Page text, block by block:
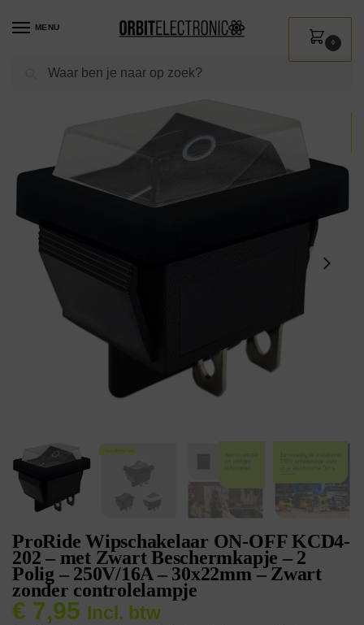
MENU
Zoeken
0
Shop / Installatie Schakelmateriaal
ProRide Wipschakelaar ON-OFF KCD4-
202 – met Zwart Beschermkapje – 2
Polig – 250V/16A – 30x22mm – Zwart
zonder controlelampje
€ 7,95 Incl. btw